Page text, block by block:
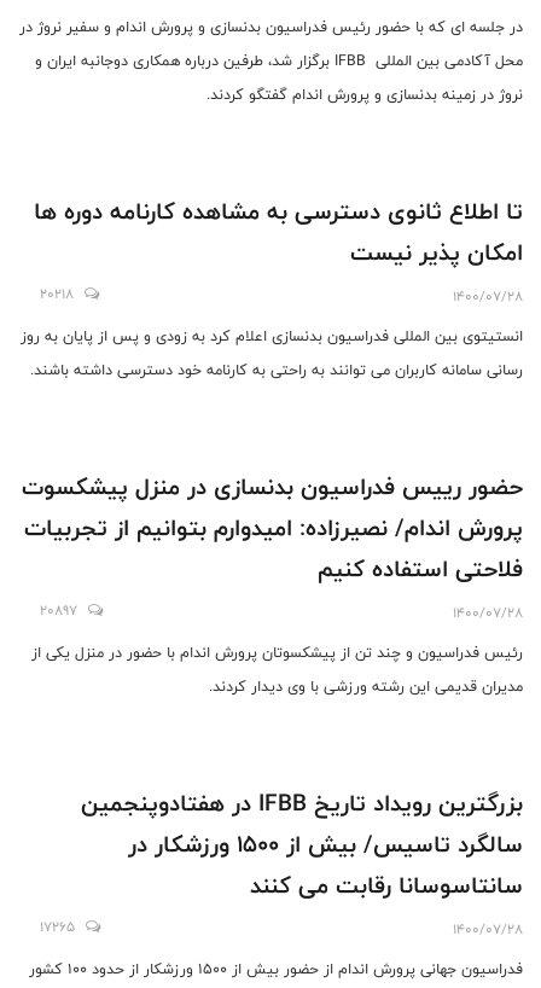
در جلسه ای که با حضور رئیس فدراسیون بدنسازی و پرورش اندام و سفیر نروژ در
محل آکادمی بین المللی IFBB برگزار شد، طرفین درباره همکاری دوجانبه ایران و
نروژ در زمینه بدنسازی و پرورش اندام گفتگو کردند.
تا اطلاع ثانوی دسترسی به مشاهده کارنامه دوره ها
امکان پذیر نیست
1400/07/28
20218
انستیتوی بین المللی فدراسیون بدنسازی اعلام کرد به زودی و پس از پایان به روز
رسانی سامانه کاربران می توانند به راحتی به کارنامه خود دسترسی داشته باشند.
حضور رییس فدراسیون بدنسازی در منزل پیشکسوت
پرورش اندام/ نصیرزاده: امیدوارم بتوانیم از تجربیات
فلاحتی استفاده کنیم
1400/07/28
20897
رئیس فدراسیون و چند تن از پیشکسوتان پرورش اندام با حضور در منزل یکی از
مدیران قدیمی این رشته ورزشی با وی دیدار کردند.
بزرگترین رویداد تاریخ IFBB در هفتادوپنجمین
سالگرد تاسیس/ بیش از 1500 ورزشکار در
سانتاسوسانا رقابت می کنند
1400/07/28
17265
فدراسیون جهانی پرورش اندام از حضور بیش از 1500 ورزشکار از حدود 100 کشور